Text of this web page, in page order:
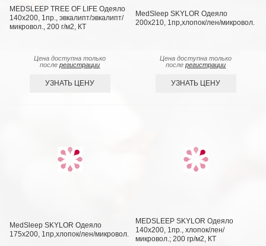
MEDSLEEP TREE OF LIFE Одеяло
140х200, 1пр., эвкалипт/эвкалипт/
микровол., 200 г/м2, КТ
Цена доступна только
послерегистрации
УЗНАТЬ ЦЕНУ
MedSleep SKYLOR Одеяло
200х210, 1пр,хлопок/лен/микровол.
Цена доступна только
послерегистрации
УЗНАТЬ ЦЕНУ
MedSleep SKYLOR Одеяло
175х200, 1пр,хлопок/лен/микровол.
MEDSLEEP SKYLOR Одеяло
140х200, 1пр., хлопок/лен/
микровол.; 200 гр/м2, КТ